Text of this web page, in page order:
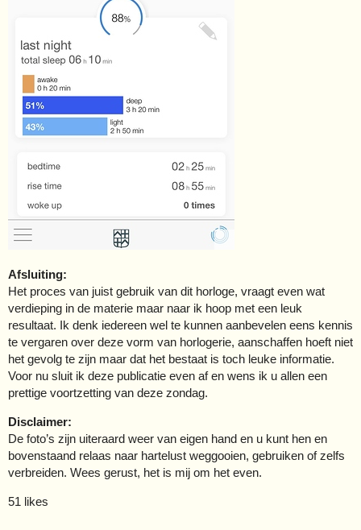
Afsluiting:
Het proces van juist gebruik van dit horloge, vraagt even wat
verdieping in de materie maar naar ik hoop met een leuk
resultaat. Ik denk iedereen wel te kunnen aanbevelen eens kennis
te vergaren over deze vorm van horlogerie, aanschaffen hoeft niet
het gevolg te zijn maar dat het bestaat is toch leuke informatie.
Voor nu sluit ik deze publicatie even af en wens ik u allen een
prettige voortzetting van deze zondag.
Disclaimer:
De foto’s zijn uiteraard weer van eigen hand en u kunt hen en
bovenstaand relaas naar hartelust weggooien, gebruiken of zelfs
verbreiden. Wees gerust, het is mij om het even.
51 likes